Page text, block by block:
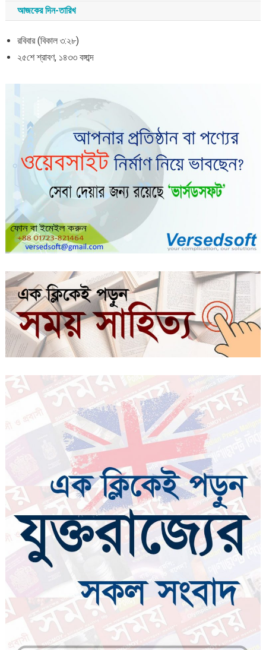
আজকের দিন-তারিখ
রবিবার (বিকাল ৩:২৮)
২৫শে শ্রাবণ, ১৪৩৩ বঙ্গাব্দ